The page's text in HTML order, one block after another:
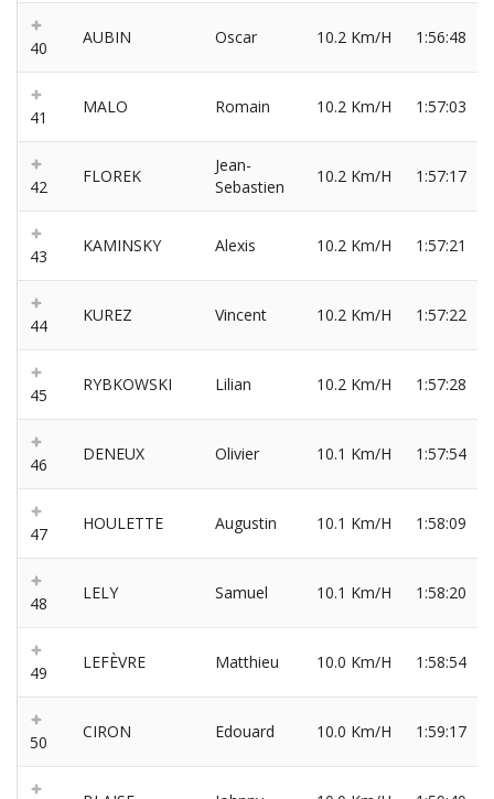
40
AUBIN Oscar 10.2 Km/H 1:56:48
41
MALO Romain 10.2 Km/H 1:57:03
42
FLOREK
Jean-
Sebastien
10.2 Km/H 1:57:17
43
KAMINSKY Alexis 10.2 Km/H 1:57:21
44
KUREZ Vincent 10.2 Km/H 1:57:22
45
RYBKOWSKI Lilian 10.2 Km/H 1:57:28
46
DENEUX Olivier 10.1 Km/H 1:57:54
47
HOULETTE Augustin 10.1 Km/H 1:58:09
48
LELY Samuel 10.1 Km/H 1:58:20
49
LEFÈVRE Matthieu 10.0 Km/H 1:58:54
50
CIRON Edouard 10.0 Km/H 1:59:17